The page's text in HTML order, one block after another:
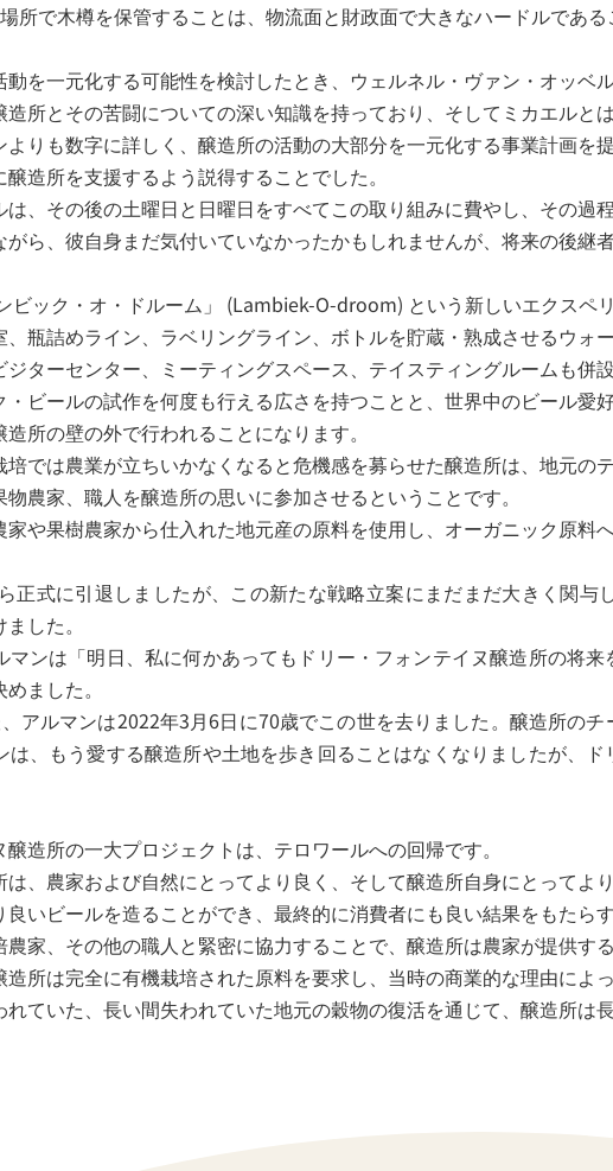
所で木樽を保管することは、物流面と財政面で大きなハードルである
を一元化する可能性を検討したとき、ウェルネル・ヴァン・オッベ
所とその苦闘についての深い知識を持っており、そしてミカエルと
りも数字に詳しく、醸造所の活動の大部分を一元化する事業計画を提
造所を支援するよう説得することでした。
は、その後の土曜日と日曜日をすべてこの取り組みに費やし、その過
ら、彼自身まだ気付いていなかったかもしれませんが、将来の後継
ビック・オ・ドルーム」 (Lambiek-O-droom) という新しいエクスペ
瓶詰めライン、ラベリングライン、ボトルを貯蔵・熟成させるウォ
ターセンター、ミーティングスペース、テイスティングルームも併
ビールの試作を何度も行える広さを持つことと、世界中のビール愛
所の壁の外で行われることになります。
では農業が立ちいかなくなると危機感を募らせた醸造所は、地元の
農家、職人を醸造所の思いに参加させるということです。
や果樹農家から仕入れた地元産の原料を使用し、オーガニック原料
正式に引退しましたが、この新たな戦略立案にまだまだ大きく関
した。
マンは「明日、私に何かあってもドリー・フォンテイヌ醸造所の将
ました。
アルマンは2022年3月6日に70歳でこの世を去りました。醸造所の
は、もう愛する醸造所や土地を歩き回ることはなくなりましたが、
造所の一大プロジェクトは、テロワールへの回帰です。
、農家および自然にとってより良く、そして醸造所自身にとってよ
いビールを造ることができ、最終的に消費者にも良い結果をもたらす
家、その他の職人と緊密に協力することで、醸造所は農家が提供す
所は完全に有機栽培された原料を要求し、当時の商業的な理由によ
ていた、長い間失われていた地元の穀物の復活を通じて、醸造所は